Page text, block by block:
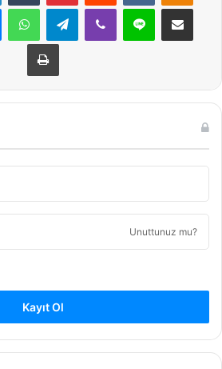
MessengerWhatsAppTelegramViber Line E-Posta ile
Yazdır
Unuttunuz mu?
Kayıt Ol